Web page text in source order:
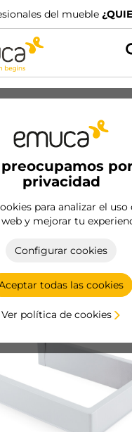
del mueble
preocupamos
privacidad
para analizar el uso
y mejorar tu
Configurar cookies
todas las cookies
Ver política de cookies
para